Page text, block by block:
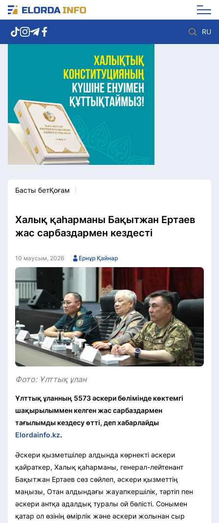
RU
Елорда жаңалықтары
Көзқарас
Саясат
Видео
Әлеумет
Экономика
Спорт
Мәдениет
Басты бетҚоғам
Халық қаһарманы Бақытжан Ертаев
жас сарбаздармен кездесті
10 маусым, 2026 Ернұр Қайнар
Фото: Ұлттық ұлан
Ұлттық ұланның 5573 әскери бөлімінде көктемгі
шақырылыммен келген жас сарбаздармен
тағылымды кездесу өтті, деп хабарлайды
Elordainfo.kz.
Әскери қызметшілер алдында көрнекті әскери
қайраткер, Халық қаһарманы, генерал-лейтенант
Бақытжан Ертаев сөз сөйлеп, әскери қызметтің
маңызы, Отан алдындағы жауапкершілік, тәртіп пен
әскери антқа адалдық туралы ой бөлісті. Сонымен
қатар ол өзінің өмірлік және әскери жолынан сыр